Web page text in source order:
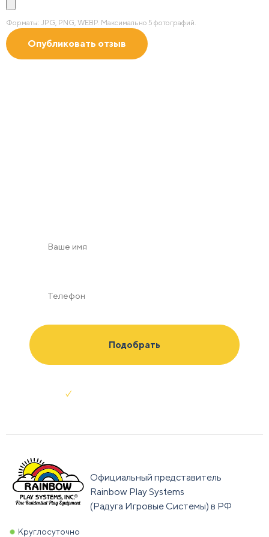
Форматы: JPG, PNG, WEBP. Максимально 5 фотографий.
Официальный представитель
Rainbow Play Systems
(Радуга Игровые Системы) в РФ
Круглосуточно